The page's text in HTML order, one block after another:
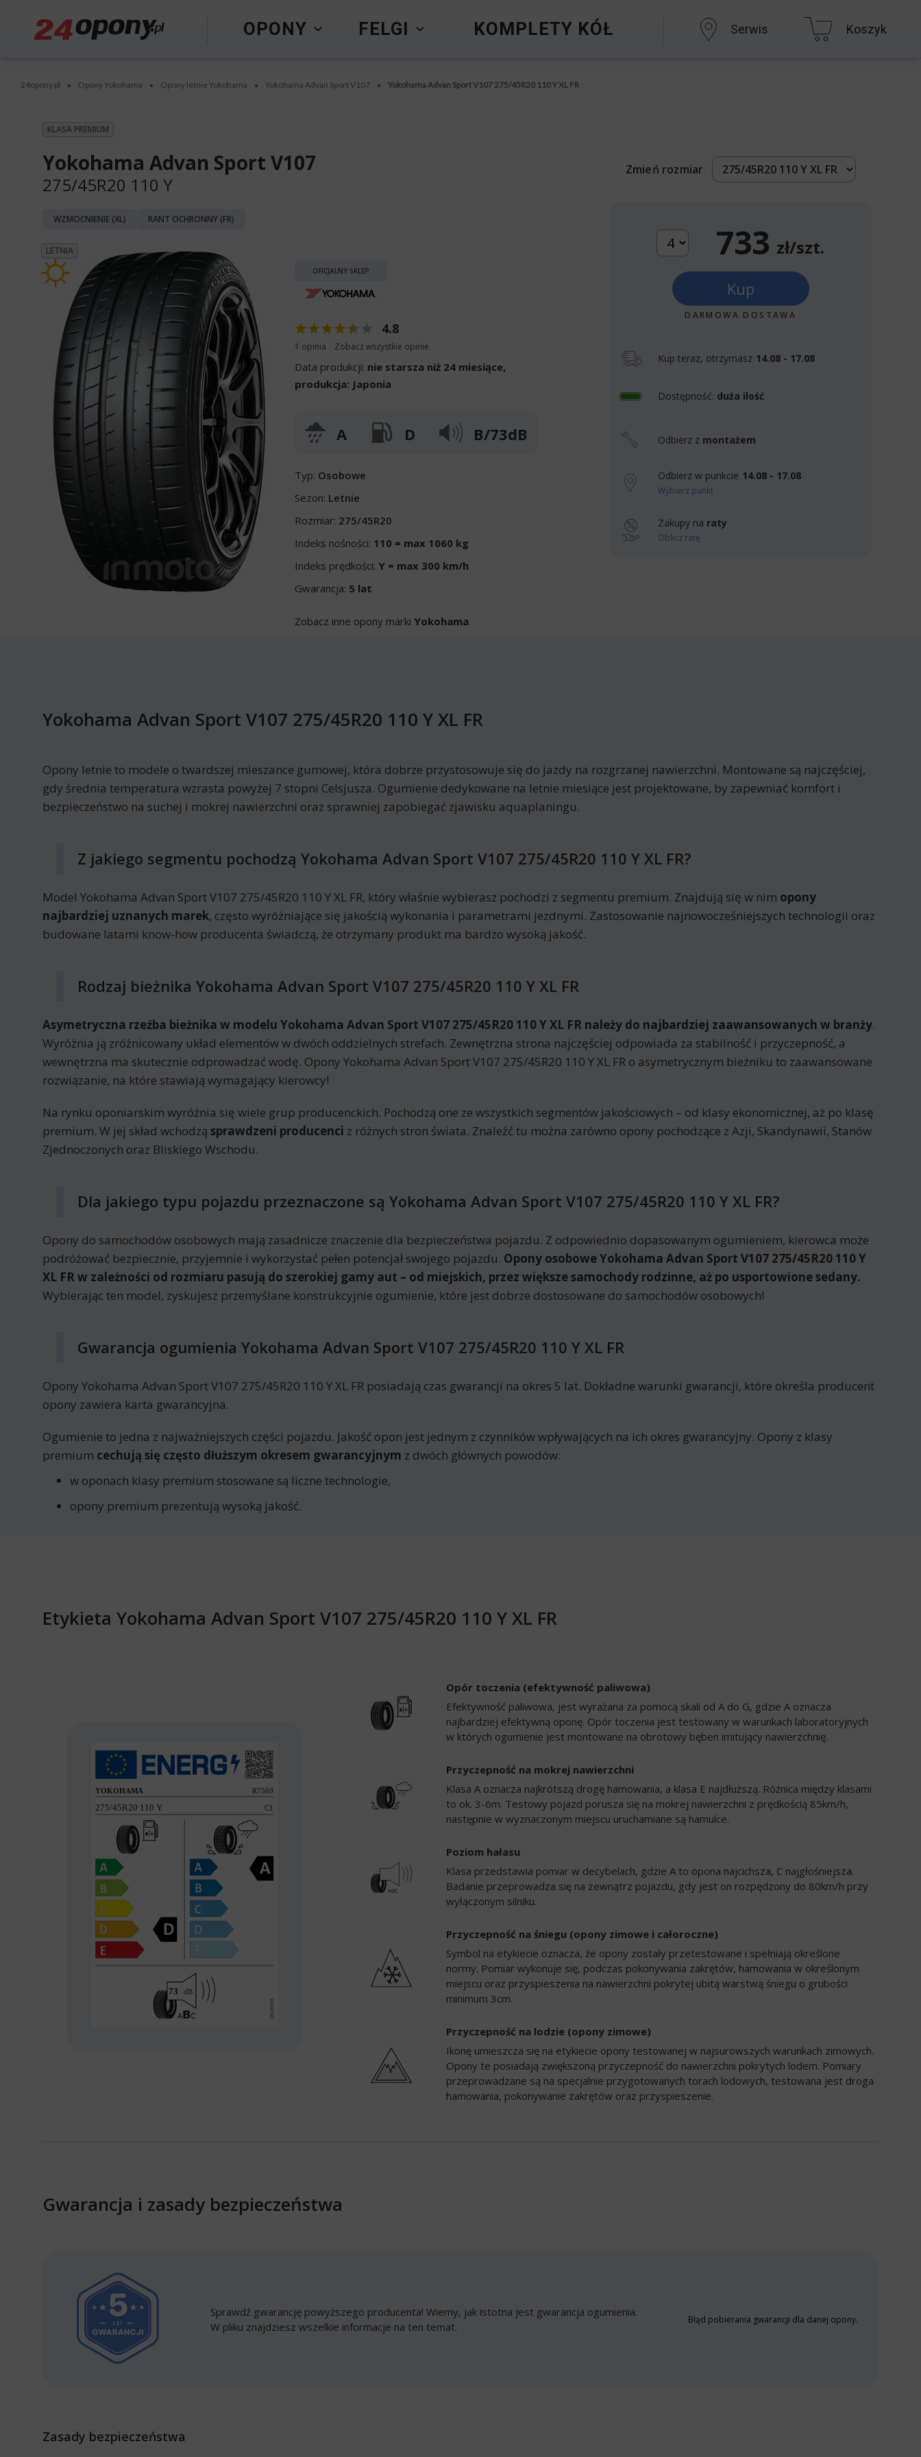
OPONY FELGI KOMPLETY KÓŁ Serwis Koszyk
24opony.pl • Opony Yokohama • Opony letnie Yokohama • Yokohama Advan Sport V107 • Yokohama Advan Sport V107 275/45R20 110 Y XL FR
KLASA PREMIUM
Yokohama Advan Sport V107
275/45R20 110 Y
WZMOCNIENIE (XL) RANT OCHRONNY (FR)
LETNIA
OFICJALNY SKLEP
4.8
1 opinia Zobacz wszystkie opinie
Data produkcji: nie starsza niż 24 miesiące,
produkcja: Japonia
A D B/73dB
Typ: Osobowe
Sezon: Letnie
Rozmiar: 275/45R20
Indeks nośności: 110 = max 1060 kg
Indeks prędkości: Y = max 300 km/h
Gwarancja: 5 lat
Zobacz inne opony marki Yokohama
Zmień rozmiar
733 zł/szt.
Kup
DARMOWA DOSTAWA
Kup teraz, otrzymasz 14.08 - 17.08
Dostępność: duża ilość
Odbierz z montażem
Odbierz w punkcie 14.08 - 17.08
Wybierz punkt
Zakupy na raty
Oblicz ratę
Yokohama Advan Sport V107 275/45R20 110 Y XL FR
Opony letnie to modele o twardszej mieszance gumowej, która dobrze przystosowuje się do jazdy na rozgrzanej nawierzchni. Montowane są najczęściej,
gdy średnia temperatura wzrasta powyżej 7 stopni Celsjusza. Ogumienie dedykowane na letnie miesiące jest projektowane, by zapewniać komfort i
bezpieczeństwo na suchej i mokrej nawierzchni oraz sprawniej zapobiegać zjawisku aquaplaningu.
Z jakiego segmentu pochodzą Yokohama Advan Sport V107 275/45R20 110 Y XL FR?
Model Yokohama Advan Sport V107 275/45R20 110 Y XL FR, który właśnie wybierasz pochodzi z segmentu premium. Znajdują się w nim opony
najbardziej uznanych marek, często wyróżniające się jakością wykonania i parametrami jezdnymi. Zastosowanie najnowocześniejszych technologii oraz
budowane latami know-how producenta świadczą, że otrzymany produkt ma bardzo wysoką jakość.
Rodzaj bieżnika Yokohama Advan Sport V107 275/45R20 110 Y XL FR
Asymetryczna rzeźba bieżnika w modelu Yokohama Advan Sport V107 275/45R20 110 Y XL FR należy do najbardziej zaawansowanych w branży.
Wyróżnia ją zróżnicowany układ elementów w dwóch oddzielnych strefach. Zewnętrzna strona najczęściej odpowiada za stabilność i przyczepność, a
wewnętrzna ma skutecznie odprowadzać wodę. Opony Yokohama Advan Sport V107 275/45R20 110 Y XL FR o asymetrycznym bieżniku to zaawansowane
rozwiązanie, na które stawiają wymagający kierowcy!
Na rynku oponiarskim wyróżnia się wiele grup producenckich. Pochodzą one ze wszystkich segmentów jakościowych – od klasy ekonomicznej, aż po klasę
premium. W jej skład wchodzą sprawdzeni producenci z różnych stron świata. Znaleźć tu można zarówno opony pochodzące z Azji, Skandynawii, Stanów
Zjednoczonych oraz Bliskiego Wschodu.
Dla jakiego typu pojazdu przeznaczone są Yokohama Advan Sport V107 275/45R20 110 Y XL FR?
Opony do samochodów osobowych mają zasadnicze znaczenie dla bezpieczeństwa pojazdu. Z odpowiednio dopasowanym ogumieniem, kierowca może
podróżować bezpiecznie, przyjemnie i wykorzystać pełen potencjał swojego pojazdu. Opony osobowe Yokohama Advan Sport V107 275/45R20 110 Y
XL FR w zależności od rozmiaru pasują do szerokiej gamy aut – od miejskich, przez większe samochody rodzinne, aż po usportowione sedany.
Wybierając ten model, zyskujesz przemyślane konstrukcyjnie ogumienie, które jest dobrze dostosowane do samochodów osobowych!
Gwarancja ogumienia Yokohama Advan Sport V107 275/45R20 110 Y XL FR
Opony Yokohama Advan Sport V107 275/45R20 110 Y XL FR posiadają czas gwarancji na okres 5 lat. Dokładne warunki gwarancji, które określa producent
opony zawiera karta gwarancyjna.
Ogumienie to jedna z najważniejszych części pojazdu. Jakość opon jest jednym z czynników wpływających na ich okres gwarancyjny. Opony z klasy
premium cechują się często dłuższym okresem gwarancyjnym z dwóch głównych powodów:
w oponach klasy premium stosowane są liczne technologie,
opony premium prezentują wysoką jakość.
Etykieta Yokohama Advan Sport V107 275/45R20 110 Y XL FR
Opór toczenia (efektywność paliwowa)
Efektywność paliwowa, jest wyrażana za pomocą skali od A do G, gdzie A oznacza
najbardziej efektywną oponę. Opór toczenia jest testowany w warunkach laboratoryjnych
w których ogumienie jest montowane na obrotowy bęben imitujący nawierzchnię.
Przyczepność na mokrej nawierzchni
Klasa A oznacza najkrótszą drogę hamowania, a klasa E najdłuższą. Różnica między klasami
to ok. 3-6m. Testowy pojazd porusza się na mokrej nawierzchni z prędkością 85km/h,
następnie w wyznaczonym miejscu uruchamiane są hamulce.
Poziom hałasu
Klasa przedstawia pomiar w decybelach, gdzie A to opona najcichsza, C najgłośniejsza.
Badanie przeprowadza się na zewnątrz pojazdu, gdy jest on rozpędzony do 80km/h przy
wyłączonym silniku.
Przyczepność na śniegu (opony zimowe i całoroczne)
Symbol na etykiecie oznacza, że opony zostały przetestowane i spełniają określone
normy. Pomiar wykonuje się, podczas pokonywania zakrętów, hamowania w określonym
miejscu oraz przyspieszenia na nawierzchni pokrytej ubitą warstwą śniegu o grubości
minimum 3cm.
Przyczepność na lodzie (opony zimowe)
Ikonę umieszcza się na etykiecie opony testowanej w najsurowszych warunkach zimowych.
Opony te posiadają zwiększoną przyczepność do nawierzchni pokrytych lodem. Pomiary
przeprowadzane są na specjalnie przygotowanych torach lodowych, testowana jest droga
hamowania, pokonywanie zakrętów oraz przyspieszenie.
Gwarancja i zasady bezpieczeństwa
Sprawdź gwarancję powyższego producenta! Wiemy, jak istotna jest gwarancja ogumienia.
W pliku znajdziesz wszelkie informacje na ten temat.
Błąd pobierania gwarancji dla danej opony.
Zasady bezpieczeństwa